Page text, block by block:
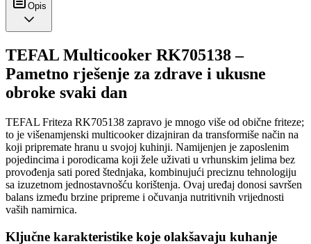
Opis
TEFAL Multicooker RK705138 –
Pametno rješenje za zdrave i ukusne
obroke svaki dan
TEFAL Friteza RK705138 zapravo je mnogo više od obične friteze;
to je višenamjenski multicooker dizajniran da transformiše način na
koji pripremate hranu u svojoj kuhinji. Namijenjen je zaposlenim
pojedincima i porodicama koji žele uživati u vrhunskim jelima bez
provođenja sati pored štednjaka, kombinujući preciznu tehnologiju
sa izuzetnom jednostavnošću korištenja. Ovaj uređaj donosi savršen
balans između brzine pripreme i očuvanja nutritivnih vrijednosti
vaših namirnica.
Ključne karakteristike koje olakšavaju kuhanje